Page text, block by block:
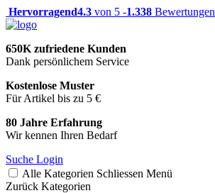
Hervorragend4.3 von 5 -1.338 Bewertungen
650K zufriedene Kunden
Dank persönlichem Service
Kostenlose Muster
Für Artikel bis zu 5 €
80 Jahre Erfahrung
Wir kennen Ihren Bedarf
Suche Login
Alle Kategorien Schliessen Menü
Zurück Kategorien